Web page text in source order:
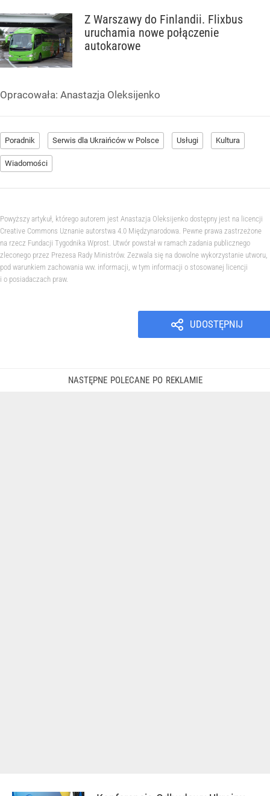
Z Warszawy do Finlandii. Flixbus
uruchamia nowe połączenie
autokarowe
Opracowała: Anastazja Oleksijenko
Poradnik Serwis dla Ukraińców w Polsce Usługi Kultura
Wiadomości
Powyższy artykuł, którego autorem jest Anastazja Oleksijenko dostępny jest na licencji
Creative Commons Uznanie autorstwa 4.0 Międzynarodowa. Pewne prawa zastrzeżone
na rzecz Fundacji Tygodnika Wprost. Utwór powstał w ramach zadania publicznego
zleconego przez Prezesa Rady Ministrów. Zezwala się na dowolne wykorzystanie utworu,
pod warunkiem zachowania ww. informacji, w tym informacji o stosowanej licencji
i o posiadaczach praw.
UDOSTĘPNIJ